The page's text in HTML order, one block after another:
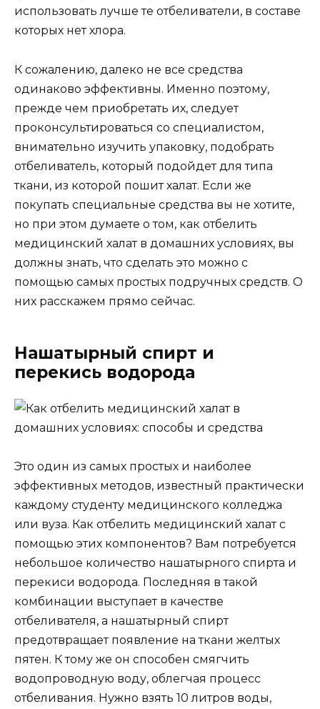
использовать лучше те отбеливатели, в составе
которых нет хлора.
К сожалению, далеко не все средства
одинаково эффективны. Именно поэтому,
прежде чем приобретать их, следует
проконсультироваться со специалистом,
внимательно изучить упаковку, подобрать
отбеливатель, который подойдет для типа
ткани, из которой пошит халат. Если же
покупать специальные средства вы не хотите,
но при этом думаете о том, как отбелить
медицинский халат в домашних условиях, вы
должны знать, что сделать это можно с
помощью самых простых подручных средств. О
них расскажем прямо сейчас.
Нашатырный спирт и
перекись водорода
Это один из самых простых и наиболее
эффективных методов, известный практически
каждому студенту медицинского колледжа
или вуза. Как отбелить медицинский халат с
помощью этих компонентов? Вам потребуется
небольшое количество нашатырного спирта и
перекиси водорода. Последняя в такой
комбинации выступает в качестве
отбеливателя, а нашатырный спирт
предотвращает появление на ткани желтых
пятен. К тому же он способен смягчить
водопроводную воду, облегчая процесс
отбеливания. Нужно взять 10 литров воды,